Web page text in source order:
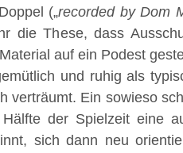
(„recorded by Dom
die These, dass
auf ein Podest
und ruhig als
verträumt. Ein sowieso
der Spielzeit eine
sich dann neu